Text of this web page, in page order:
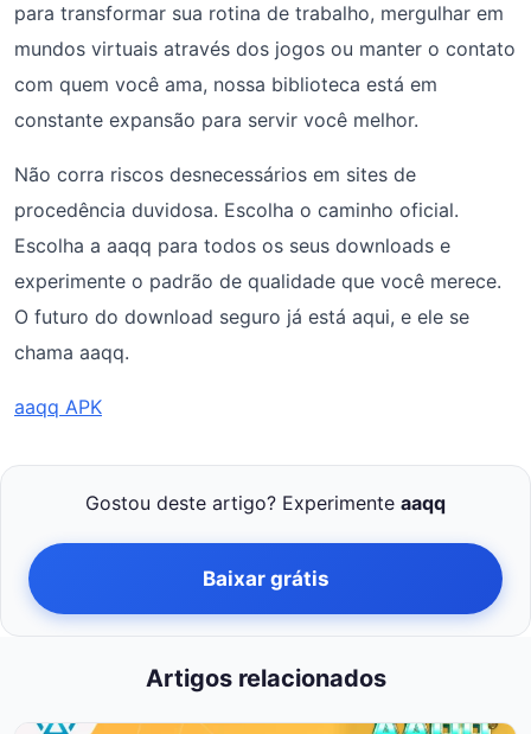
para transformar sua rotina de trabalho, mergulhar em
mundos virtuais através dos jogos ou manter o contato
com quem você ama, nossa biblioteca está em
constante expansão para servir você melhor.
Não corra riscos desnecessários em sites de
procedência duvidosa. Escolha o caminho oficial.
Escolha a aaqq para todos os seus downloads e
experimente o padrão de qualidade que você merece.
O futuro do download seguro já está aqui, e ele se
chama aaqq.
aaqq APK
Gostou deste artigo? Experimente aaqq
Baixar grátis
Artigos relacionados